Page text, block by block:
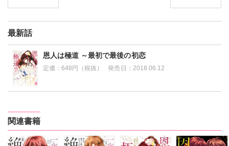
最新話
恩人は極道 ～最初で最後の初恋
定価：648円（税抜） 発売日： 2018.06.12
関連書籍